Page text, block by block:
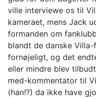
ville interviewe os til
kameraet, mens Jack
formanden om
blandt de danske
fornøjeligt, og det
eller mindre blev
med-kommentator til
(han!?) da ikke have